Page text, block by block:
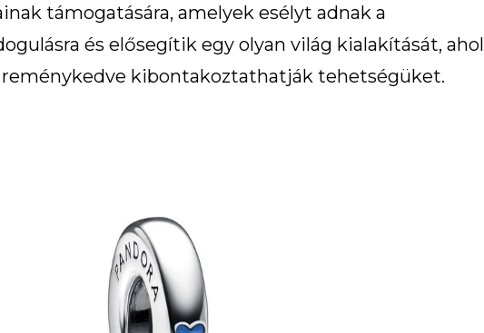
támogatására, amelyek esélyt adnak a
és elősegítik egy olyan világ kialakítását, ahol
reménykedve kibontakoztathatják tehetségüket.